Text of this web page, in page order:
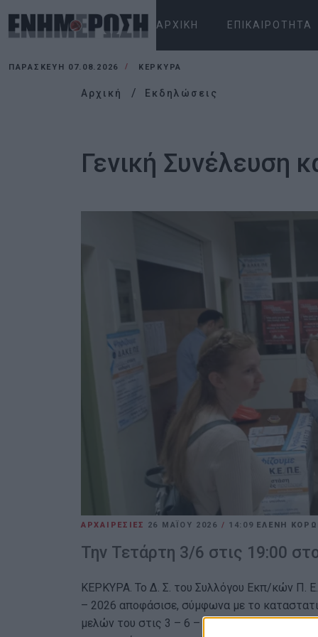
ΑΡΧΙΚΉ ΕΠΙΚΑΙΡΌΤΗΤΑ
ΠΑΡΑΣΚΕΥΉ 07.08.2026 ΚΕΡΚΥΡΑ
Αρχική Εκδηλώσεις
Γενική Συνέλευση
ΑΡΧΑΙΡΕΣΙΕΣ 26 ΜΑΪ́ΟΥ 2026 / 14:09 ΕΛΕΝΗ
Την Τετάρτη 3/6 στις 19:00
ΚΕΡΚΥΡΑ. Το Δ. Σ. του Συλλόγου Εκπ/κών Π.
– 2026 αποφάσισε, σύμφωνα με το
μελών του στις 3 – 6 – 2026, ημέρα Τετάρτη